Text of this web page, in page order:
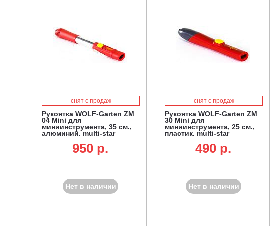
снят с продаж
Рукоятка WOLF-Garten ZM
04 Mini для
миниинструмента, 35 см.,
алюминий, multi-star
950 p.
Нет в наличии
снят с продаж
Рукоятка WOLF-Garten ZM
30 Mini для
миниинструмента, 25 см.,
пластик, multi-star
490 p.
Нет в наличии